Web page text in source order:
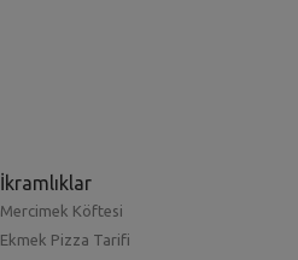
İkramlıklar
Mercimek Köftesi
Ekmek Pizza Tarifi